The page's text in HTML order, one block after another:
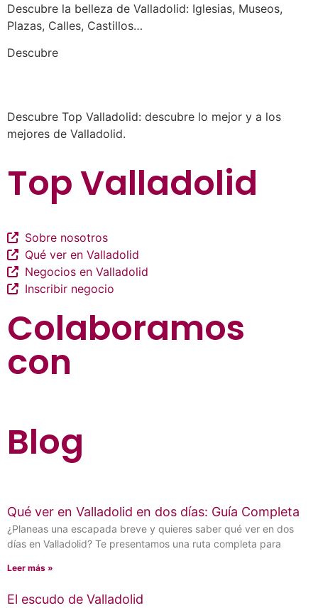
Descubre la belleza de Valladolid: Iglesias, Museos,
Plazas, Calles, Castillos…
Descubre
Descubre Top Valladolid: descubre lo mejor y a los
mejores de Valladolid.
Top Valladolid
Sobre nosotros
Qué ver en Valladolid
Negocios en Valladolid
Inscribir negocio
Colaboramos
con
Blog
Qué ver en Valladolid en dos días: Guía Completa
¿Planeas una escapada breve y quieres saber qué ver en dos
días en Valladolid? Te presentamos una ruta completa para
Leer más »
El escudo de Valladolid